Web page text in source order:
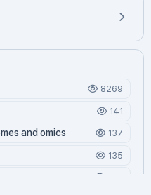
8269
141
and omics 137
135